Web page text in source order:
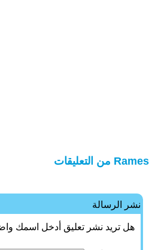
Rames من التعليقات
نشر الرسالة
هل تريد نشر تعليق أدخل اسمك